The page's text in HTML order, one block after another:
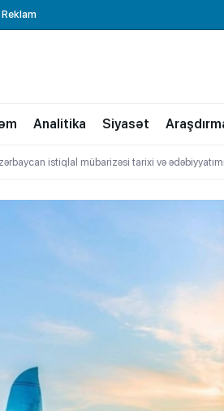
Reklam
Analitika Siyasət
istiqlal mübarizəsi tarixi və